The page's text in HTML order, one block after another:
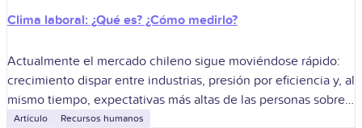
Clima laboral: ¿Qué es? ¿Cómo medirlo?
Actualmente el mercado chileno sigue moviéndose rápido:
crecimiento dispar entre industrias, presión por eficiencia y, al
mismo tiempo, expectativas más altas de las personas sobre
flexibilidad, propósito y salud mental.
Artículo Recursos humanos